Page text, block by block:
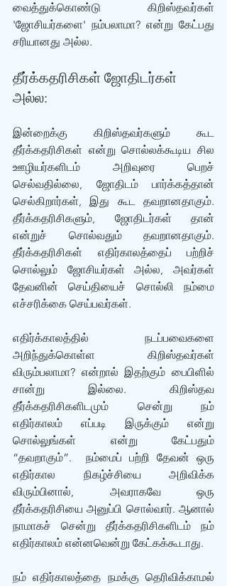
வைத்துக்கொண்டு  கிறிஸ்தவர்கள்
'ஜோசியர்களை' நம்பலாமா? என்று கேட்பது
சரியானது அல்ல.
தீர்க்கதரிசிகள் ஜோதிடர்கள்
அல்ல:
இன்றைக்கு கிறிஸ்தவர்களும் கூட
தீர்க்கதரிசிகள் என்று சொல்லக்கூடிய சில
ஊழியர்களிடம் அறிவுரை பெறச்
செல்வதில்லை, ஜோதிடம் பார்க்கத்தான்
செல்கிறார்கள், இது கூட தவறானதாகும்.
தீர்க்கதரிசிகளும், ஜோதிடர்கள் தான்
என்றுச் சொல்வதும் தவறானதாகும்.
தீர்க்கதரிசிகள் எதிர்காலத்தைப் பற்றிச்
சொல்லும் ஜோசியர்கள் அல்ல, அவர்கள்
தேவனின் செய்தியைச் சொல்லி நம்மை
எச்சரிக்கை செய்பவர்கள்.
எதிர்க்காலத்தில் நடப்பவைகளை
அறிந்துக்கொள்ள கிறிஸ்தவர்கள்
விரும்பலாமா? என்றால் இதற்கும் பைபிளில்
சான்று இல்லை. கிறிஸ்தவ
தீர்க்கதரிசிகளிடமும் சென்று நம்
எதிர்காலம் எப்படி இருக்கும் என்று
சொல்லுங்கள் என்று கேட்பதும்
“தவறாகும்”.  நம்மைப் பற்றி தேவன் ஒரு
எதிர்கால நிகழ்ச்சியை அறிவிக்க
விரும்பினால், அவராகவே ஒரு
தீர்க்கதரிசியை அனுப்பி சொல்வார். ஆனால்
நாமாகச் சென்று தீர்க்கதரிசிகளிடம் நம்
எதிர்காலம் என்னவென்று கேட்கக்கூடாது.
நம் எதிர்காலத்தை நமக்கு தெரிவிக்காமல்